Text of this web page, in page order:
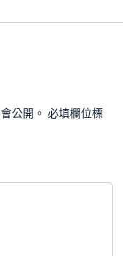
公開。 必填欄位標